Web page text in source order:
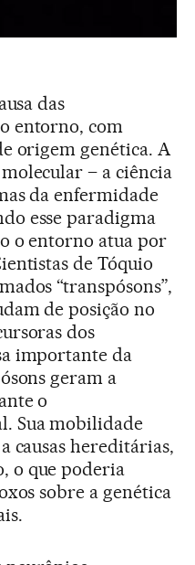
das
entorno, com
origem genética. A
– a ciência
da enfermidade
esse paradigma
o entorno atua por
de Tóquio
“transpósons”,
de posição no
dos
importante da
geram a
o
Sua mobilidade
causas hereditárias,
o que poderia
sobre a genética